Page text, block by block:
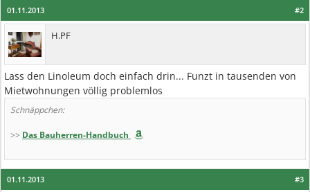
#2
01.11.2013
H.PF
Lass den Linoleum doch einfach drin... Funzt in tausenden von
Mietwohnungen völlig problemlos
Schnäppchen:
>> Das Bauherren-Handbuch
#3
01.11.2013